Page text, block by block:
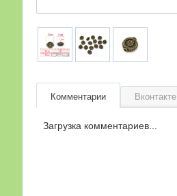
Комментарии Вконтакте
Загрузка комментариев...